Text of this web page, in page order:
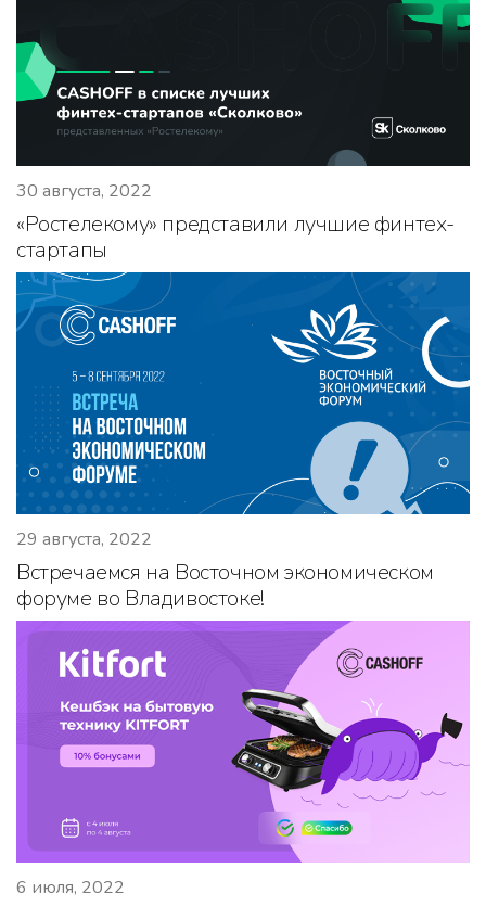
30 августа, 2022
«Ростелекому» представили лучшие финтех-
стартапы
29 августа, 2022
Встречаемся на Восточном экономическом
форуме во Владивостоке!
6 июля, 2022